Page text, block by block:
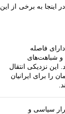
اینجا به برخی از این
فاصله
و شباهت‌های
این نزدیکی انتقال
را برای ایرانیان
سیاسی و